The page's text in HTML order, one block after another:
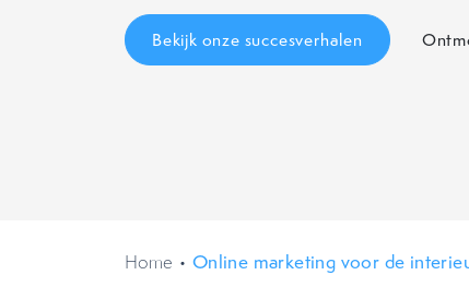
Bekijk onze succesverhalen
Home • Online marketing voor de